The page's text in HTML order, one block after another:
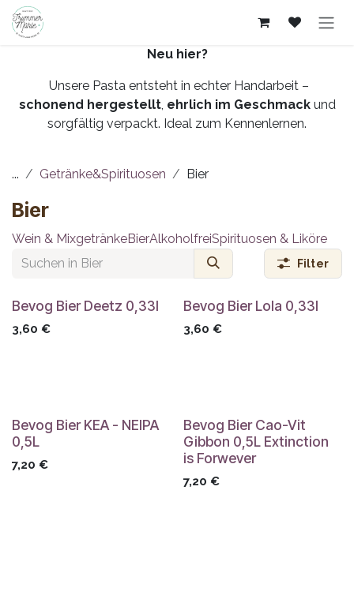
Zum Inhalt springen
Neu hier?
Unsere Pasta entsteht in echter Handarbeit –
schonend hergestellt, ehrlich im Geschmackund
sorgfältig verpackt. Ideal zum Kennenlernen.
... Getränke&Spirituosen Bier
Bier
Wein & MixgetränkeBierAlkoholfreiSpirituosen & Liköre
Filter
Bevog Bier Deetz 0,33l
3,60 €
Bevog Bier Lola 0,33l
3,60 €
Bevog Bier KEA - NEIPA
0,5L
7,20 €
Bevog Bier Cao-Vit
Gibbon 0,5L Extinction
is Forwever
7,20 €